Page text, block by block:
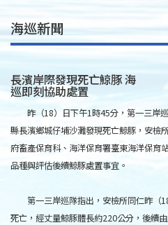
海巡新聞
長濱岸際發現死亡鯨豚 海
巡即刻協助處置
昨（18）日下午1時45分，第一三岸
縣長濱鄉城仔埔沙灘發現死亡鯨豚，安檢
府畜產保育科、海洋保育署臺東海洋保育
品種與評估後續鯨豚處置事宜。
第一三岸巡隊指出，安檢所同仁昨（
死亡，經丈量鯨豚體長約220公分，後續